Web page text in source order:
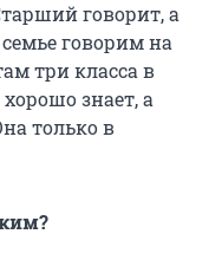
говорит, а
говорим на
три класса в
знает, а
только в